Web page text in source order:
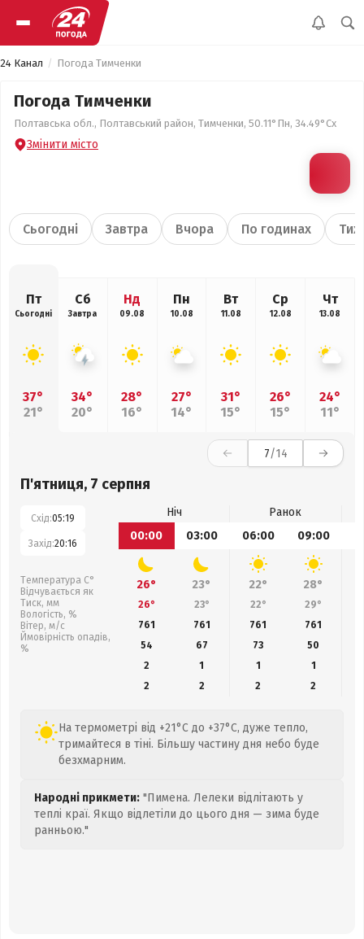
24 Канал Погода Тимченки
Погода Тимченки
Полтавська обл., Полтавський район, Тимченки, 50.11°Пн, 34.49°Сх
Змінити місто
Сьогодні Завтра Вчора По годинах
Пт
Сьогодні
37°
21°
Сб
Завтра
34°
20°
Нд
09.08
28°
16°
Пн
10.08
27°
14°
Вт
11.08
31°
15°
Ср
12.08
26°
15°
Чт
13.08
24°
11°
7/14
П'ятниця, 7 серпня
Схід:05:19
Захід:20:16
Температура С°
Відчувається як
Тиск, мм
Вологість, %
Вітер, м/с
Ймовірність опадів,
%
Ніч
Ранок
00:00
03:00 06:00 09:00
26° 23° 22° 28°
26° 23° 22° 29°
761
761 761 761
54
67 73
50
2
1 1
1
2
2 2 2
На термометрі від +21°C до +37°C, дуже тепло,
тримайтеся в тіні. Більшу частину дня небо буде
безхмарним.
Народні прикмети: "Пимена. Лелеки відлітають у
теплі краї. Якщо відлетіли до цього дня — зима буде
ранньою."